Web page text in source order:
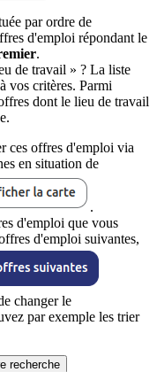
par ordre de
d'emploi répondant le
.
de travail » ? La liste
vos critères. Parmi
dont le lieu de travail
ces offres d'emploi via
en situation de
.
d'emploi que vous
d'emploi suivantes,
changer le
par exemple les trier
recherche